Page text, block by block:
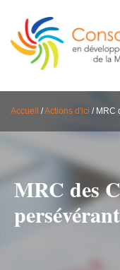
Accueil /Actions d'ici / MRC
MRC des